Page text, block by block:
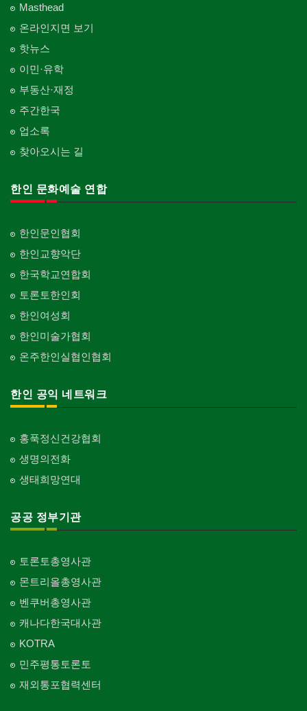
Masthead
온라인지면 보기
핫뉴스
이민·유학
부동산·재정
주간한국
업소록
찾아오시는 길
한인 문화예술 연합
한인문인협회
한인교향악단
한국학교연합회
토론토한인회
한인여성회
한인미술가협회
온주한인실협인협회
한인 공익 네트워크
홍푹정신건강협회
생명의전화
생태희망연대
공공 정부기관
토론토총영사관
몬트리올총영사관
벤쿠버총영사관
캐나다한국대사관
KOTRA
민주평통토론토
재외통포협력센터